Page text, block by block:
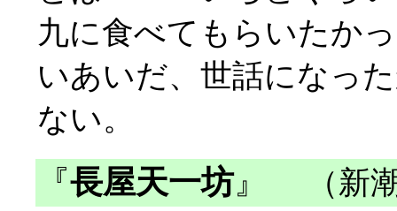
九に食べてもらいたか
いあいだ、世話になっ
ない。
『長屋天一坊』
（新潮